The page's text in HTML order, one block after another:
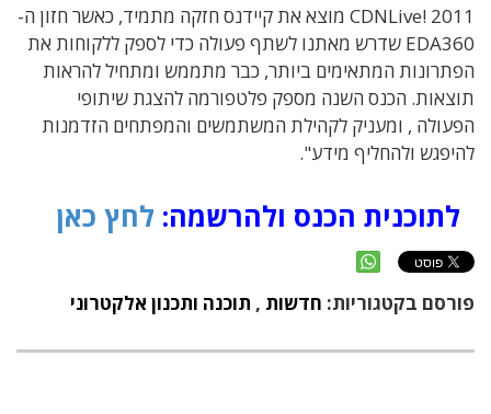
CDNLive! 2011 מוצא את קיידנס חזקה מתמיד, כאשר חזון ה-
EDA360 שדרש מאתנו לשתף פעולה כדי לספק ללקוחות את
הפתרונות המתאימים ביותר, כבר מתממש ומתחיל להראות
תוצאות. הכנס השנה מספק פלטפורמה להצגת שיתופי
הפעולה , ומעניק לקהילת המשתמשים והמפתחים הזדמנות
להיפגש ולהחליף מידע".
לתוכנית הכנס ולהרשמה: לחץ כאן
פורסם בקטגוריות: חדשות , תוכנה ותכנון אלקטרוני